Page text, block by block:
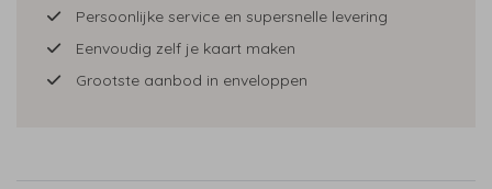
Persoonlijke service en supersnelle levering
Eenvoudig zelf je kaart maken
Grootste aanbod in enveloppen